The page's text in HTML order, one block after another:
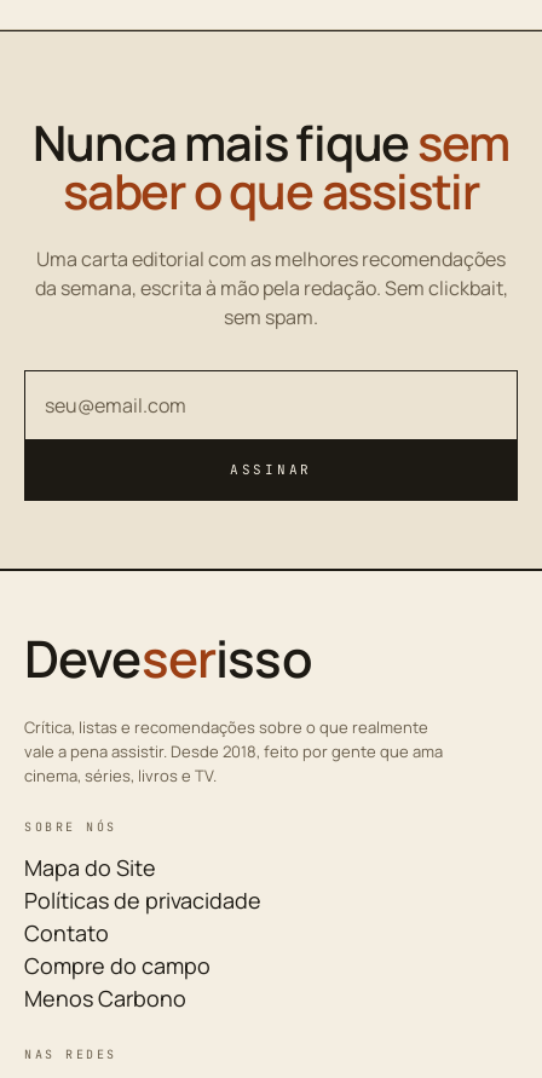
Nunca mais fiquesem
saber o que assistir
Uma carta editorial com as melhores recomendações
da semana, escrita à mão pela redação. Sem clickbait,
sem spam.
ASSINAR
Deveserisso
Crítica, listas e recomendações sobre o que realmente
vale a pena assistir. Desde 2018, feito por gente que ama
cinema, séries, livros e TV.
SOBRE NÓS
Mapa do Site
Políticas de privacidade
Contato
Compre do campo
Menos Carbono
NAS REDES